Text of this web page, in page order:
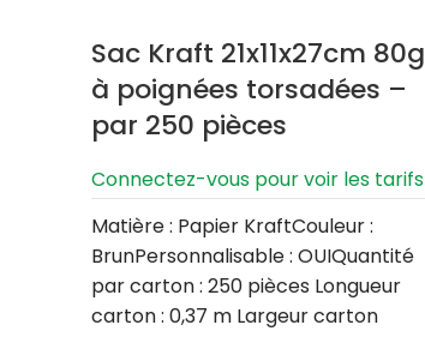
Sac Kraft 21x11x27cm 80g
à poignées torsadées –
par 250 pièces
Connectez-vous pour voir les tarifs
Matière : Papier KraftCouleur :
BrunPersonnalisable : OUIQuantité
par carton : 250 pièces Longueur
carton : 0,37 m Largeur carton